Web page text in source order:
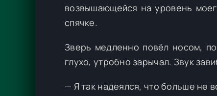
возвышающейся на уровень
спячке.
Зверь медленно повёл носом,
глухо, утробно зарычал. Звук
— Я так надеялся, что больше не